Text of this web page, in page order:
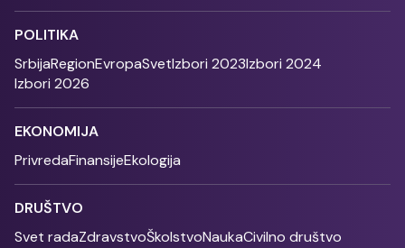
POLITIKA
SrbijaRegionEvropaSvetIzbori 2023Izbori 2024
Izbori 2026
EKONOMIJA
PrivredaFinansijeEkologija
DRUŠTVO
Svet radaZdravstvoŠkolstvoNaukaCivilno društvo